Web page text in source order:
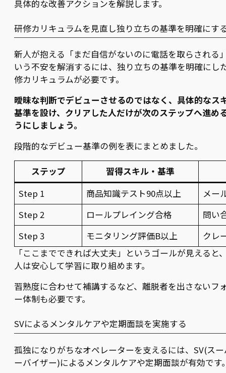
具体的な改善アクションを解説します。
研修カリキュラムを見直し独り立ちの基準を明確にす
新人が抱える「まだ自信がないのに電話を取らされる
いう不安を解消するには、独り立ちの基準を明確にし
修カリキュラムが必要です。
曖昧な判断でデビューさせるのではなく、具体的なス
基準を設け、クリアした人だけが次のステップへ進め
うにしましょう。
段階的なデビュー基準の例を表にまとめました。
ステップ
習得スキル・基準
Step 1
商品知識テスト90点以上
メー
Step 2
ロールプレイング合格
問い
Step 3
モニタリング評価B以上
クレ
「ここまでできれば大丈夫」というゴールが見えると
人は安心して学習に取り組めます。
習熟度に合わせて補講するなど、離脱者を出さないフ
ー体制も必要です。
SVによるメンタルケアや定期面談を実施する
孤独になりがちなオペレーターを支えるには、SV(ス
ーバイザー)によるメンタルケアや定期面談が有効です